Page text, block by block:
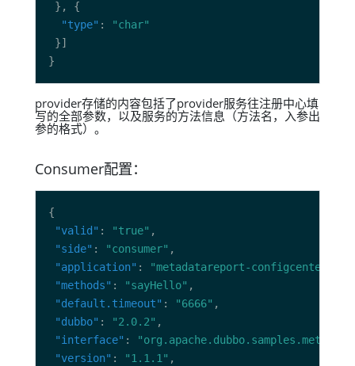
"type" :
"char"
provider存储的内容包括了provider服务往注册中心填
写的全部参数，以及服务的方法信息（方法名，入参出
参的格式）。
Consumer配置：
"valid" : "true"
"side" : "consumer"
"application" :
"metadatareport-configcenter-
"methods" : "sayHello"
"default.timeout" : "6666"
"dubbo" : "2.0.2"
"interface" :
"version" : "1.1.1"